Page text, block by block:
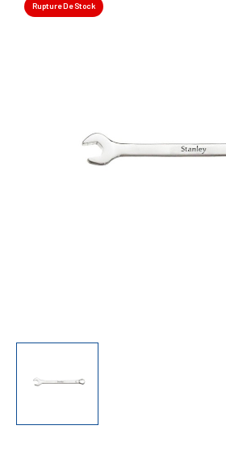
Rupture De Stock